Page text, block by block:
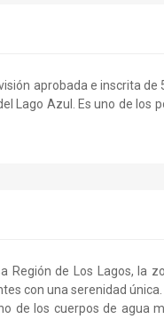
aprobada e inscrita
Lago Azul. Es uno de los
Región de Los Lagos, la
con una serenidad
de los cuerpos de agua